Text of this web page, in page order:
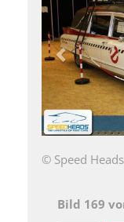
© Speed Heads
Bild 169